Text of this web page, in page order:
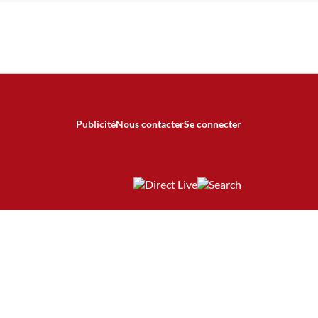
PublicitéNous contacterSe connecter